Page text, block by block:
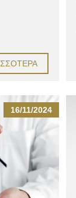
16/11/2024